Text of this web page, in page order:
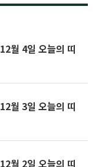
월 4일 오늘의 띠
월 3일 오늘의 띠
월 2일 오늘의 띠